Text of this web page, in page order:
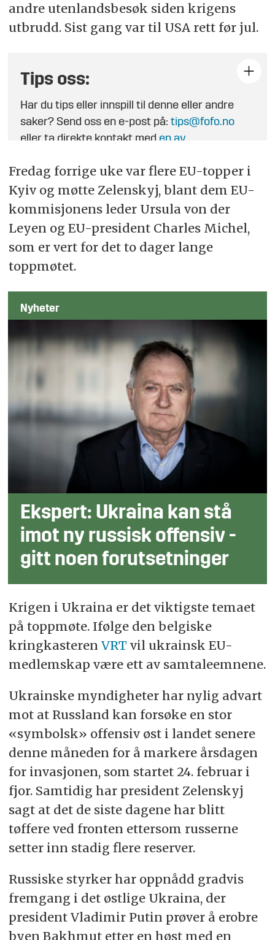
andre utenlandsbesøk siden krigens
utbrudd. Sist gang var til USA rett før jul.
Tips oss:
Har du tips eller innspill til denne eller andre
saker? Send oss en e-post på:tips@fofo.no
eller ta direkte kontakt med en av
Fredag forrige uke var flere EU-topper i
Kyiv og møtte Zelenskyj, blant dem EU-
kommisjonens leder Ursula von der
Leyen og EU-president Charles Michel,
som er vert for det to dager lange
toppmøtet.
Nyheter
Ekspert: Ukraina kan stå
imot ny russisk offensiv -
gitt noen forutsetninger
Krigen i Ukraina er det viktigste temaet
på toppmøte. Ifølge den belgiske
kringkasteren VRT vil ukrainsk EU-
medlemskap være ett av samtaleemnene.
Ukrainske myndigheter har nylig advart
mot at Russland kan forsøke en stor
«symbolsk» offensiv øst i landet senere
denne måneden for å markere årsdagen
for invasjonen, som startet 24. februar i
fjor. Samtidig har president Zelenskyj
sagt at det de siste dagene har blitt
tøffere ved fronten ettersom russerne
setter inn stadig flere reserver.
Russiske styrker har oppnådd gradvis
fremgang i det østlige Ukraina, der
president Vladimir Putin prøver å erobre
byen Bakhmut etter en høst med en